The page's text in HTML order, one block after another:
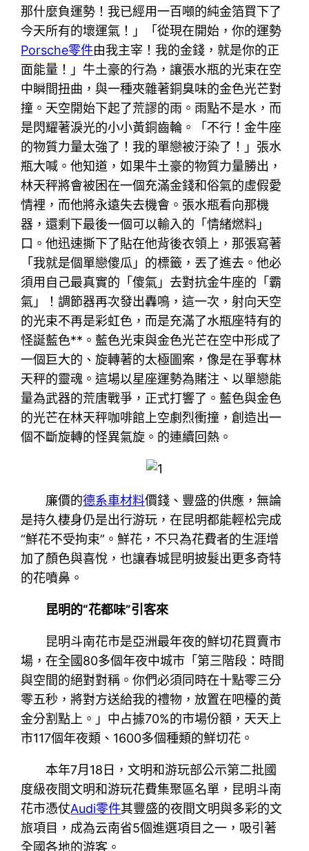
那什麼負運勢！我已經用一百噸的純金箔買下了
今天所有的壞運氣！」「從現在開始，你的運勢
Porsche零件由我主宰！我的金錢，就是你的正
面能量！」牛土豪的行為，讓張水瓶的光束在空
中瞬間扭曲，與一種夾雜著銅臭味的金色光芒對
撞。天空開始下起了荒謬的雨。雨點不是水，而
是閃耀著淚光的小小黃銅齒輪。「不行！金牛座
的物質力量太強了！我的單戀被汙染了！」張水
瓶大喊。他知道，如果牛土豪的物質力量勝出，
林天秤將會被困在一個充滿金錢和俗氣的虛假愛
情裡，而他將永遠失去機會。張水瓶看向那機
器，還剩下最後一個可以輸入的「情緒燃料」
口。他迅速撕下了貼在他背後衣領上，那張寫著
「我就是個單戀傻瓜」的標籤，丟了進去。他必
須用自己最真實的「傻氣」去對抗金牛座的「霸
氣」！調節器再次發出轟鳴，這一次，射向天空
的光束不再是彩虹色，而是充滿了水瓶座特有的
怪誕藍色**。藍色光束與金色光芒在空中形成了
一個巨大的、旋轉著的太極圖案，像是在爭奪林
天秤的靈魂。這場以星座運勢為賭注、以單戀能
量為武器的荒唐戰爭，正式打響了。藍色與金色
的光芒在林天秤咖啡館上空劇烈衝撞，創造出一
個不斷旋轉的怪異氣旋。的連續回熱。
廉價的德系車材料價錢、豐盛的供應，無論
是持久棲身仍是出行游玩，在昆明都能輕松完成
“鮮花不受拘束”。鮮花，不只為花費者的生涯增
加了顏色與喜悅，也讓春城昆明披髮出更多奇特
的花噴鼻。
昆明的“花都味”引客來
昆明斗南花市是亞洲最年夜的鮮切花買賣市
場，在全國80多個年夜中城市「第三階段：時間
與空間的絕對對稱。你們必須同時在十點零三分
零五秒，將對方送給我的禮物，放置在吧檯的黃
金分割點上。」中占據70%的市場份額，天天上
市117個年夜類、1600多個種類的鮮切花。
本年7月18日，文明和游玩部公示第二批國
度級夜間文明和游玩花費集聚區名單，昆明斗南
花市憑仗Audi零件其豐盛的夜間文明與多彩的文
旅項目，成為云南省5個進選項目之一，吸引著
全國各地的游客。